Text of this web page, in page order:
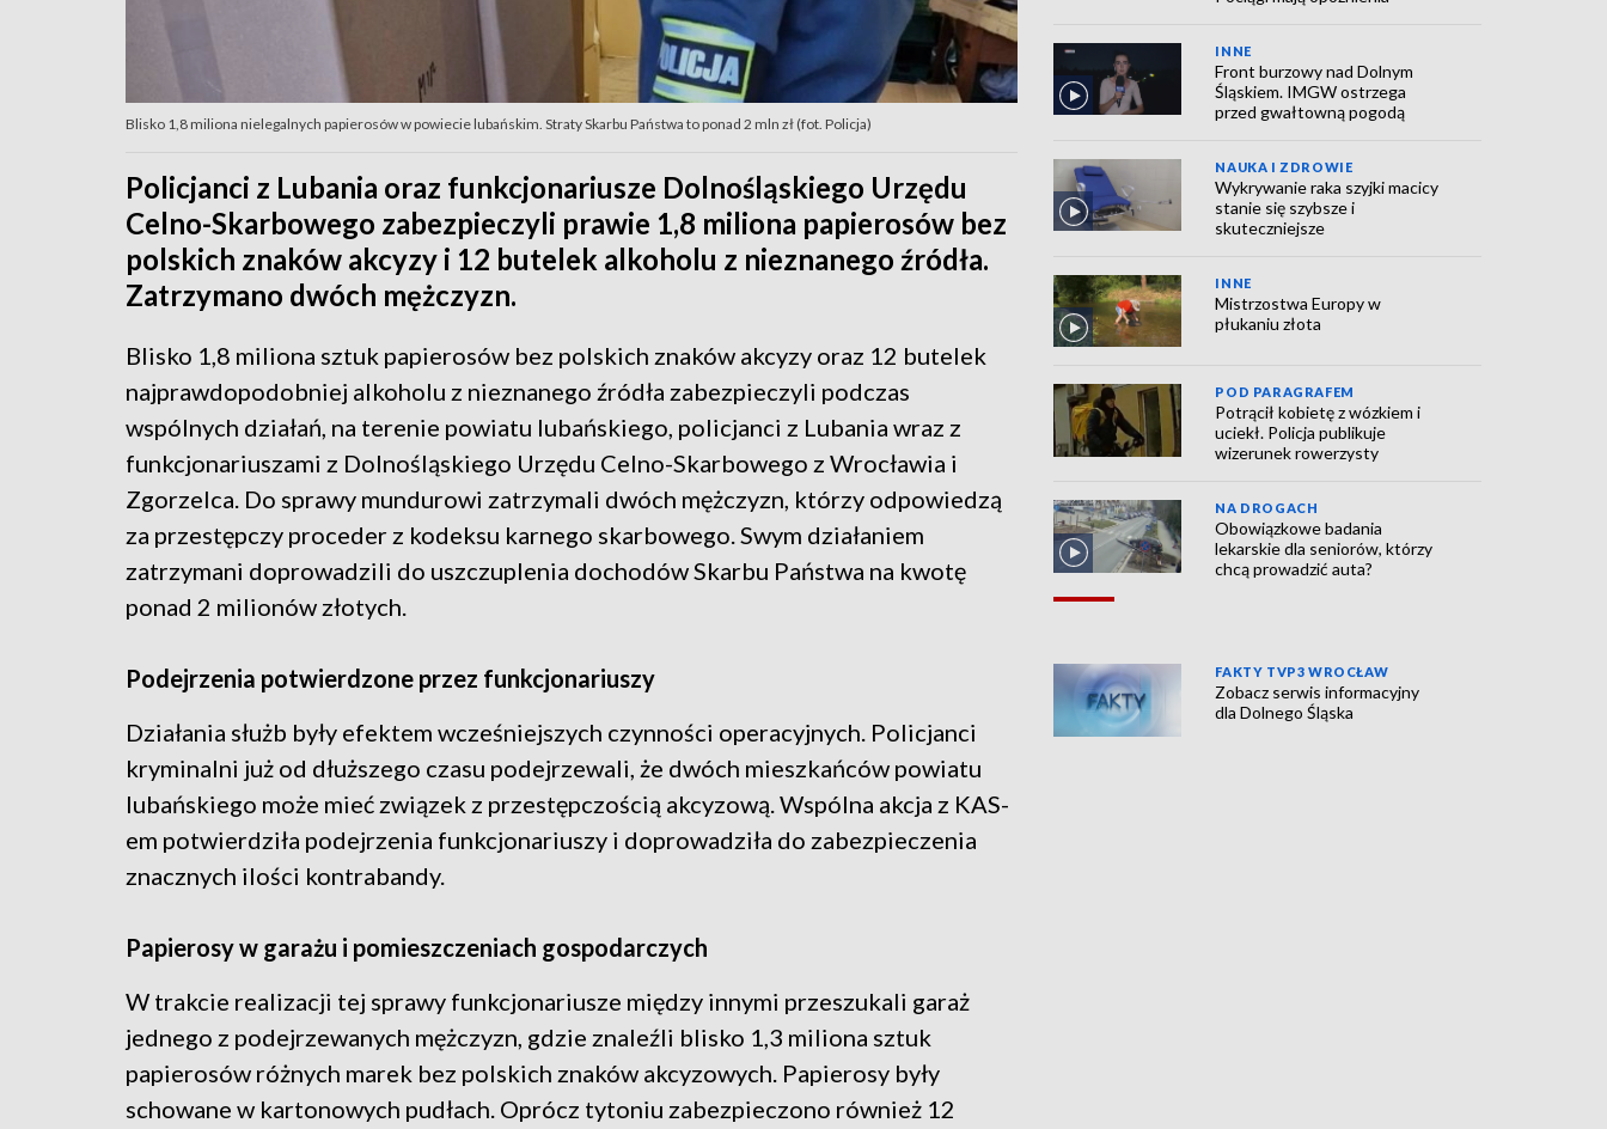
Blisko 1,8 miliona nielegalnych papierosów w powiecie lubańskim. Straty Skarbu Państwa to ponad 2 mln zł (fot. Policja)
Policjanci z Lubania oraz funkcjonariusze Dolnośląskiego Urzędu
Celno-Skarbowego zabezpieczyli prawie 1,8 miliona papierosów bez
polskich znaków akcyzy i 12 butelek alkoholu z nieznanego źródła.
Zatrzymano dwóch mężczyzn.
Blisko 1,8 miliona sztuk papierosów bez polskich znaków akcyzy oraz 12 butelek
najprawdopodobniej alkoholu z nieznanego źródła zabezpieczyli podczas
wspólnych działań, na terenie powiatu lubańskiego, policjanci z Lubania wraz z
funkcjonariuszami z Dolnośląskiego Urzędu Celno-Skarbowego z Wrocławia i
Zgorzelca. Do sprawy mundurowi zatrzymali dwóch mężczyzn, którzy odpowiedzą
za przestępczy proceder z kodeksu karnego skarbowego. Swym działaniem
zatrzymani doprowadzili do uszczuplenia dochodów Skarbu Państwa na kwotę
ponad 2 milionów złotych.
Podejrzenia potwierdzone przez funkcjonariuszy
Działania służb były efektem wcześniejszych czynności operacyjnych. Policjanci
kryminalni już od dłuższego czasu podejrzewali, że dwóch mieszkańców powiatu
lubańskiego może mieć związek z przestępczością akcyzową. Wspólna akcja z KAS-
em potwierdziła podejrzenia funkcjonariuszy i doprowadziła do zabezpieczenia
znacznych ilości kontrabandy.
Papierosy w garażu i pomieszczeniach gospodarczych
W trakcie realizacji tej sprawy funkcjonariusze między innymi przeszukali garaż
jednego z podejrzewanych mężczyzn, gdzie znaleźli blisko 1,3 miliona sztuk
papierosów różnych marek bez polskich znaków akcyzowych. Papierosy były
schowane w kartonowych pudłach. Oprócz tytoniu zabezpieczono również 12
INNE
Front burzowy nad Dolnym
Śląskiem. IMGW ostrzega
przed gwałtowną pogodą
NAUKA I ZDROWIE
Wykrywanie raka szyjki macicy
stanie się szybsze i
skuteczniejsze
INNE
Mistrzostwa Europy w
płukaniu złota
POD PARAGRAFEM
Potrącił kobietę z wózkiem i
uciekł. Policja publikuje
wizerunek rowerzysty
NA DROGACH
Obowiązkowe badania
lekarskie dla seniorów, którzy
chcą prowadzić auta?
FAKTY TVP3 WROCŁAW
Zobacz serwis informacyjny
dla Dolnego Śląska